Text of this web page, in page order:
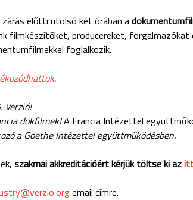
zárás előtti utolsó két órában a
filmkészítőket, producereket, forgalmazókat
foglalkozik.
Verzió!
dokfilmek!A Francia Intézettel
a Goethe Intézettel együttműködésben.
szakmai akkreditációért kérjük töltse ki az
email címre.